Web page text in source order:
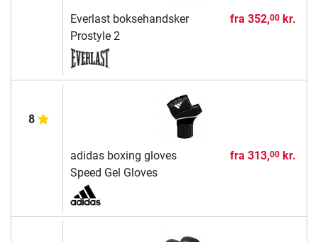
Everlast boksehandsker
Prostyle 2
fra 352,00kr.
8
adidas boxing gloves
Speed Gel Gloves
fra 313,00kr.